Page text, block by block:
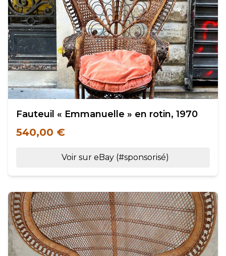
Fauteuil « Emmanuelle » en rotin, 1970
540,00 €
Voir sur eBay (#sponsorisé)